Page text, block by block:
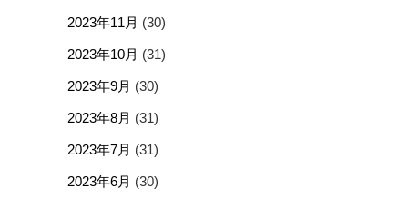
2023年11月 (30)
2023年10月 (31)
2023年9月 (30)
2023年8月 (31)
2023年7月 (31)
2023年6月 (30)